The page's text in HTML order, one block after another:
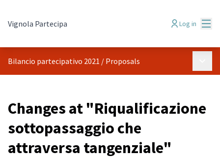
Vignola Partecipa Log in
Bilancio partecipativo 2021 / Proposals
Changes at "Riqualificazione
sottopassaggio che
attraversa tangenziale"